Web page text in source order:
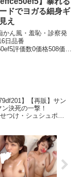
ドでヨガる細身ギ
え
かん風・羞恥・診察発
日品番
評価数0価格508価格
】【再販】サン
決死の一撃！
つけ・シュシュポニ